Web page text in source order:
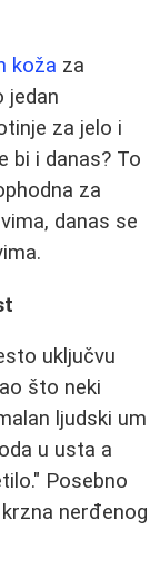
koža za
jedan
za jelo i
bi i danas? To
za
danas se
uključvu
što neki
ljudski um
u usta a
Posebno
nerđenog